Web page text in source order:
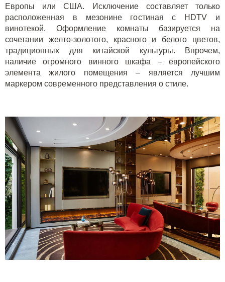
Европы или США. Исключение составляет только
расположенная в мезонине гостиная с
HDTV и
винотекой. Оформление комнаты базируется на
сочетании желто-золотого, красного и белого цветов,
традиционных для китайской культуры. Впрочем,
наличие огромного винного шкафа – европейского
элемента жилого помещения – является лучшим
маркером современного представления о стиле.